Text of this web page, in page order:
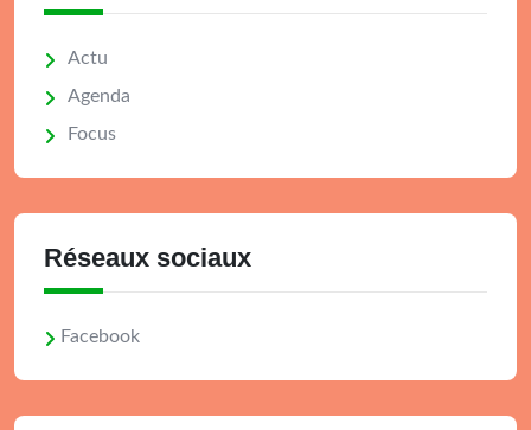
Actu
Agenda
Focus
Réseaux sociaux
Facebook